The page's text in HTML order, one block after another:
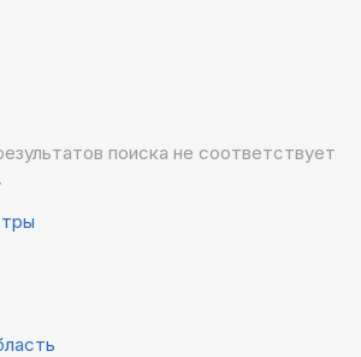
поиска не соответствует